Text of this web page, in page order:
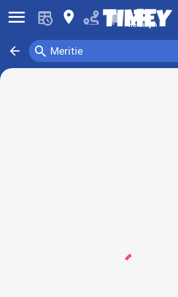
󰍜 󰍎 󰂚 Helsingin
󰁍 Meritie
󰍉